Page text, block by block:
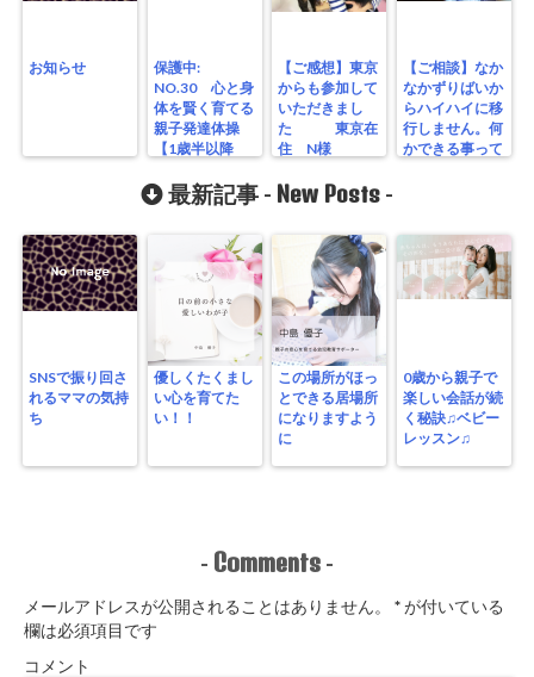
お知らせ
保護中:
NO.30 心と身
体を賢く育てる
親子発達体操
【1歳半以降
アップ体操】
【ご感想】東京
からも参加して
いただきまし
た 東京在
住 N様
【ご相談】なか
なかずりばいか
らハイハイに移
行しません。何
かできる事って
最新記事 - New Posts -
SNSで振り回さ
れるママの気持
ち
優しくたくまし
い心を育てた
い！！
この場所がほっ
とできる居場所
になりますよう
に
0歳から親子で
楽しい会話が続
く秘訣♫ベビー
レッスン♫
- Comments -
メールアドレスが公開されることはありません。 *が付いている
欄は必須項目です
コメント